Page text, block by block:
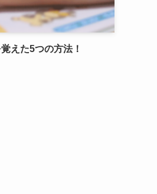
えた5つの方法！